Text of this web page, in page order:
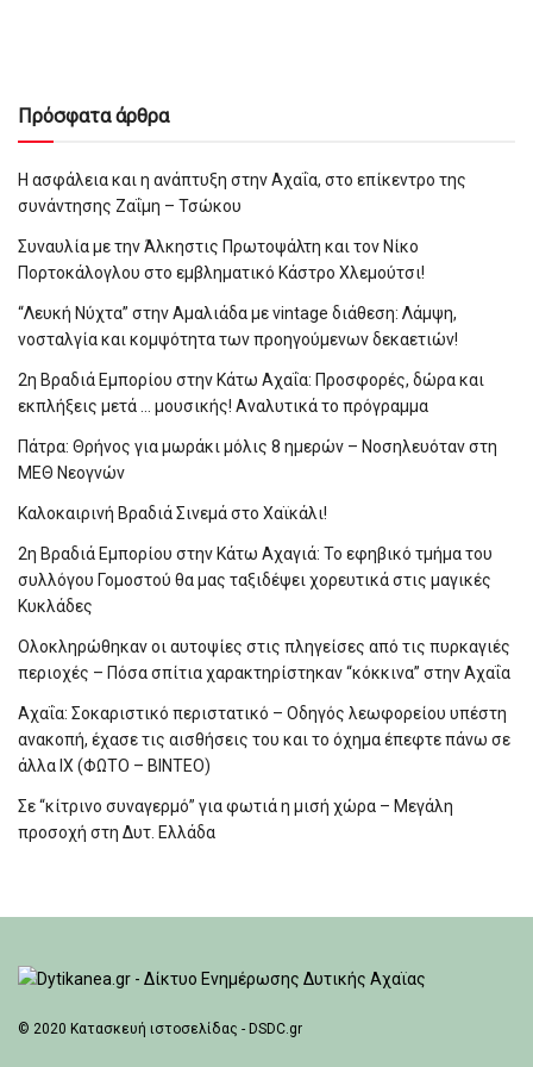
Πρόσφατα άρθρα
Η ασφάλεια και η ανάπτυξη στην Αχαΐα, στο επίκεντρο της
συνάντησης Ζαΐμη – Τσώκου
Συναυλία με την Άλκηστις Πρωτοψάλτη και τον Νίκο
Πορτοκάλογλου στο εμβληματικό Κάστρο Χλεμούτσι!
“Λευκή Νύχτα” στην Αμαλιάδα με vintage διάθεση: Λάμψη,
νοσταλγία και κομψότητα των προηγούμενων δεκαετιών!
2η Βραδιά Εμπορίου στην Κάτω Αχαΐα: Προσφορές, δώρα και
εκπλήξεις μετά … μουσικής! Αναλυτικά το πρόγραμμα
Πάτρα: Θρήνος για μωράκι μόλις 8 ημερών – Νοσηλευόταν στη
ΜΕΘ Νεογνών
Καλοκαιρινή Βραδιά Σινεμά στο Χαϊκάλι!
2η Βραδιά Εμπορίου στην Κάτω Αχαγιά: Το εφηβικό τμήμα του
συλλόγου Γομοστού θα μας ταξιδέψει χορευτικά στις μαγικές
Κυκλάδες
Ολοκληρώθηκαν οι αυτοψίες στις πληγείσες από τις πυρκαγιές
περιοχές – Πόσα σπίτια χαρακτηρίστηκαν “κόκκινα” στην Αχαΐα
Αχαΐα: Σοκαριστικό περιστατικό – Οδηγός λεωφορείου υπέστη
ανακοπή, έχασε τις αισθήσεις του και το όχημα έπεφτε πάνω σε
άλλα ΙΧ (ΦΩΤΟ – ΒΙΝΤΕΟ)
Σε “κίτρινο συναγερμό” για φωτιά η μισή χώρα – Μεγάλη
προσοχή στη Δυτ. Ελλάδα
© 2020 Κατασκευή ιστοσελίδας - DSDC.gr